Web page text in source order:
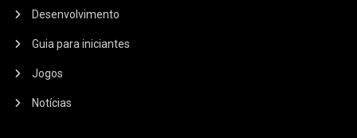
Desenvolvimento
Guia para iniciantes
Jogos
Notícias